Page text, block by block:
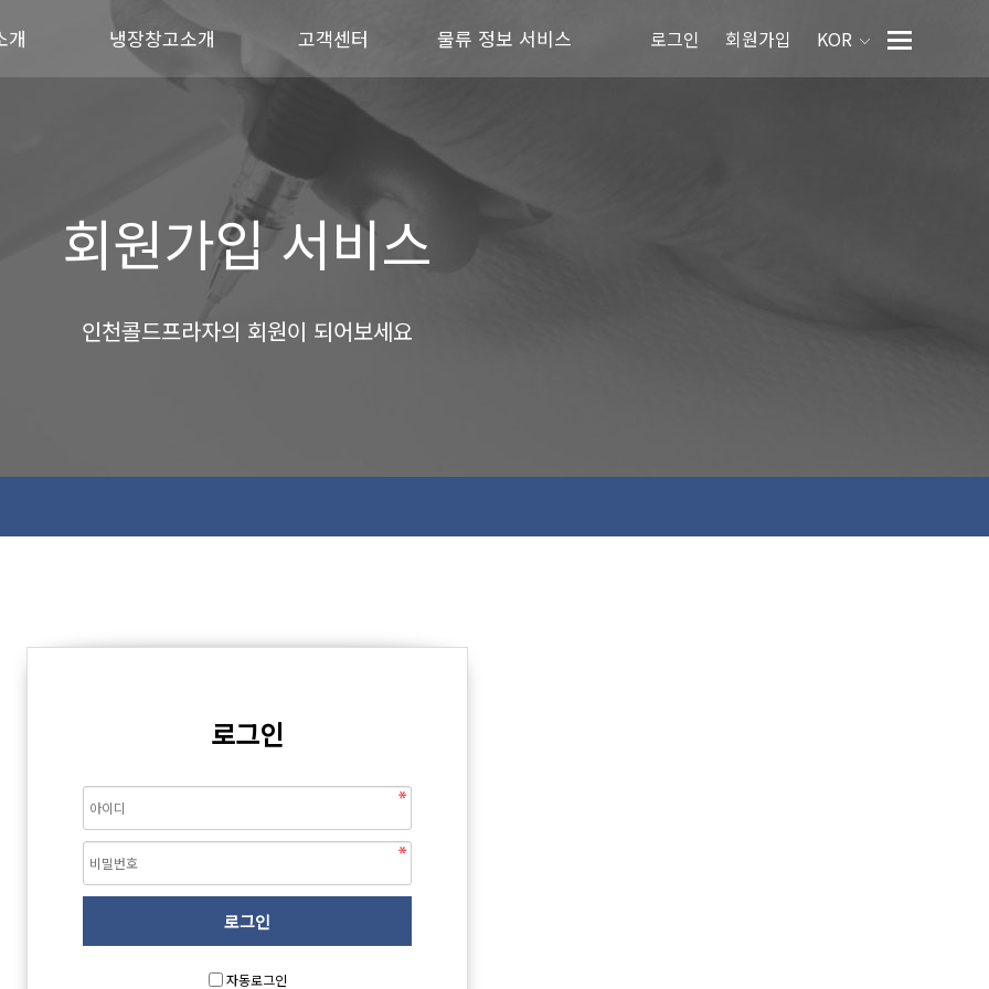
개 냉장창고소개 고객센터 물류 정보 서비스 로그인 회원가입 KOR
회원가입 서비스
인천콜드프라자의 회원이 되어보세요
로그인
자동로그인